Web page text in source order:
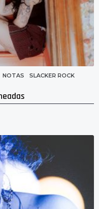
,NOTAS ,SLACKER ROCK